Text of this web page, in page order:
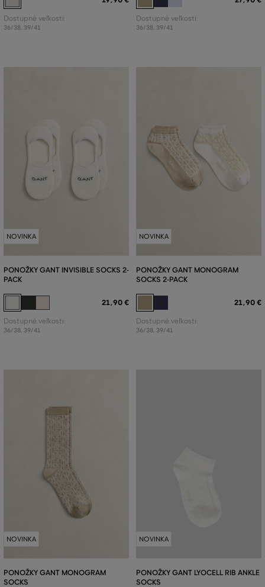
Dostupné veľkosti:
36/38, 39/41
Dostupné veľkosti:
36/38, 39/41
NOVINKA
PONOŽKY GANT INVISIBLE SOCKS 2-
PACK
21,90 €
Dostupné veľkosti:
36/38, 39/41
NOVINKA
PONOŽKY GANT MONOGRAM
SOCKS 2-PACK
21,90 €
Dostupné veľkosti:
36/38, 39/41
NOVINKA
PONOŽKY GANT MONOGRAM
SOCKS
NOVINKA
PONOŽKY GANT LYOCELL RIB ANKLE
SOCKS